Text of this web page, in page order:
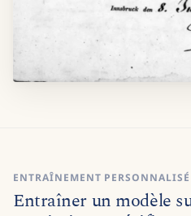
ENTRAÎNEMENT PERSONNALISÉ